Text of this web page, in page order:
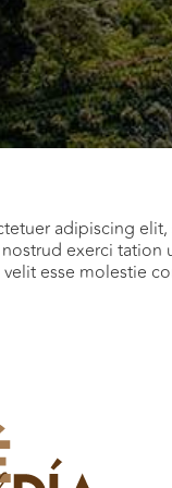
adipiscing
exerci
esse molestie